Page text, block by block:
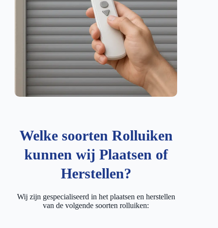
Welke soorten Rolluiken
kunnen wij Plaatsen of
Herstellen?
Wij zijn gespecialiseerd in het plaatsen en herstellen
van de volgende soorten rolluiken: